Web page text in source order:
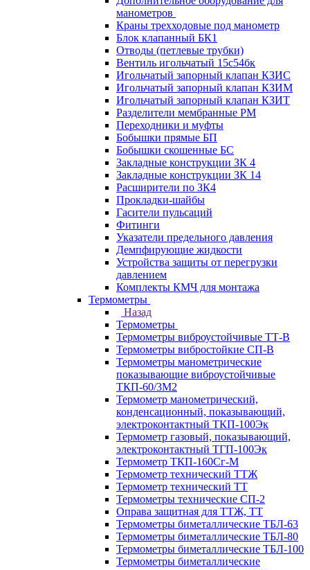
манометров
Краны трехходовые под манометр
Блок клапанный БК1
Отводы (петлевые трубки)
Вентиль игольчатый 15с54бк
Игольчатый запорный клапан КЗИС
Игольчатый запорный клапан КЗИМ
Игольчатый запорный клапан КЗИТ
Разделители мембранные РМ
Переходники и муфты
Бобышки прямые БП
Бобышки скошенные БС
Закладные конструкции ЗК 4
Закладные конструкции ЗК 14
Расширители по ЗК4
Прокладки-шайбы
Гасители пульсаций
Фитинги
Указатели предельного давления
Демпфирующие жидкости
Устройства защиты от перегрузки
давлением
Комплекты КМЧ для монтажа
Термометры
Назад
Термометры
Термометры виброустойчивые ТТ-В
Термометры вибростойкие СП-В
Термометры манометрические
показывающие виброустойчивые
ТКП-60/3М2
Термометр манометрический,
конденсационный, показывающий,
электроконтактный ТКП-100Эк
Термометр газовый, показывающий,
электроконтактный ТГП-100Эк
Термометр ТКП-160Сг-М
Термометр технический ТТЖ
Термометр технический ТТ
Термометры технические СП-2
Оправа защитная для ТТЖ, ТТ
Термометры биметаллические ТБЛ-63
Термометры биметаллические ТБЛ-80
Термометры биметаллические ТБЛ-100
Термометры биметаллические